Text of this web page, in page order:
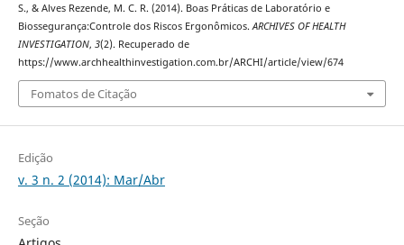
S., & Alves Rezende, M. C. R. (2014). Boas Práticas de Laboratório e
Biossegurança:Controle dos Riscos Ergonômicos.ARCHIVES OF HEALTH
INVESTIGATION, 3(2). Recuperado de
https://www.archhealthinvestigation.com.br/ARCHI/article/view/674
Fomatos de Citação
Edição
v. 3 n. 2 (2014): Mar/Abr
Seção